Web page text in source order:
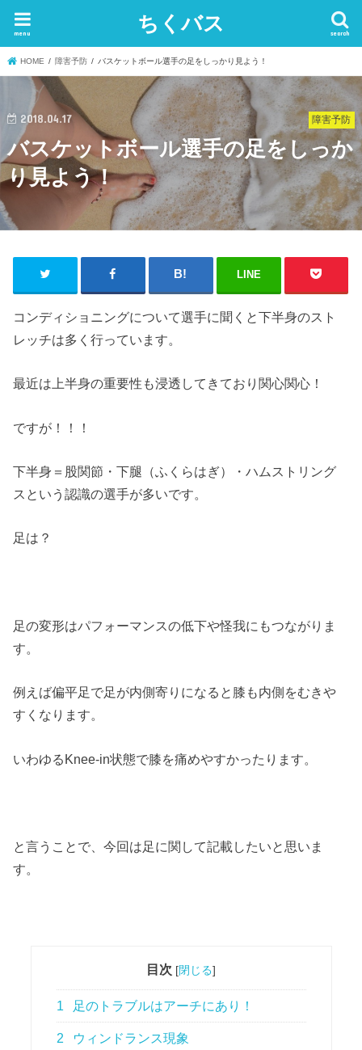
ちくバス search
menu
HOME 障害予防 バスケットボール選手の足をしっかり見よう！
障害予防
2018.04.17
バスケットボール選手の足をしっか
り見よう！
LINE
コンディショニングについて選手に聞くと下半身のスト
レッチは多く行っています。
最近は上半身の重要性も浸透してきており関心関心！
ですが！！！
下半身＝股関節・下腿（ふくらはぎ）・ハムストリング
スという認識の選手が多いです。
足は？
足の変形はパフォーマンスの低下や怪我にもつながりま
す。
例えば偏平足で足が内側寄りになると膝も内側をむきや
すくなります。
いわゆるKnee-in状態で膝を痛めやすかったります。
と言うことで、今回は足に関して記載したいと思いま
す。
目次 [閉じる]
1 足のトラブルはアーチにあり！
2 ウィンドランス現象